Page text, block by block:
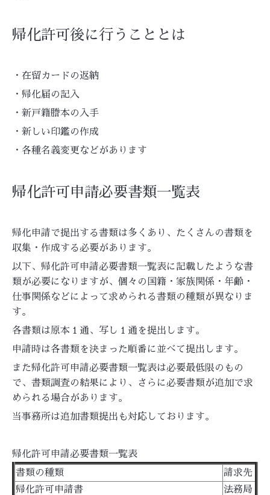
帰化許可後に行うこととは
・在留カードの返納
・帰化届の記入
・新戸籍謄本の入手
・新しい印鑑の作成
・各種名義変更などがあります
帰化許可申請必要書類一覧表
帰化申請で提出する書類は多くあり、たくさんの書類を
収集・作成する必要があります。
以下、帰化許可申請必要書類一覧表に記載したような書
類が必要になりますが、個々の国籍・家族関係・年齢・
仕事関係などによって求められる書類の種類が異なりま
す。
各書類は原本１通、写し１通を提出します。
申請時は各書類を決まった順番に並べて提出します。
また帰化許可申請必要書類一覧表は必要最低限のもの
で、書類調査の結果により、さらに必要書類が追加で求
められる場合があります。
当事務所は追加書類提出も対応しております。
帰化許可申請必要書類一覧表
書類の種類
請求先
帰化許可申請書
法務局